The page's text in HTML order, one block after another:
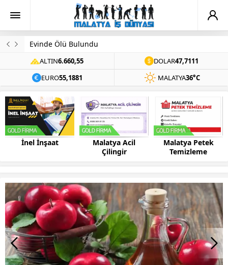
Evinde Ölü Bulundu
ALTIN6.660,55 DOLAR47,7111
EURO55,1881 MALATYA36°C
Malatya Acil
Malatya Petek
Temizleme
Bilsis Bilgisayar